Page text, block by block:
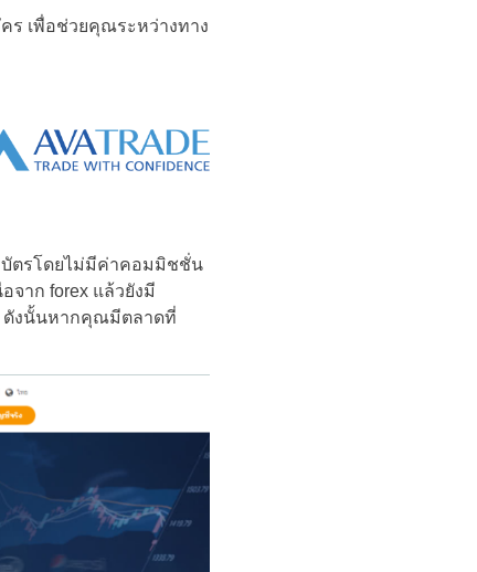
ร เพื่อช่วยคุณระหว่างทาง
บัตรโดยไม่มีค่าคอมมิชชั่น
จาก forex แล้วยังมี
ดังนั้นหากคุณมีตลาดที่